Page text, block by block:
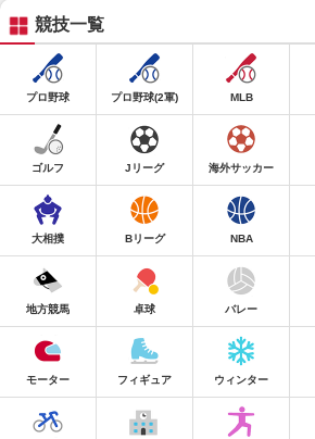
競技一覧
プロ野球 プロ野球(2軍) MLB
ゴルフ Jリーグ 海外サッカー
大相撲 Bリーグ NBA
地方競馬 卓球 バレー
モーター フィギュア ウィンター